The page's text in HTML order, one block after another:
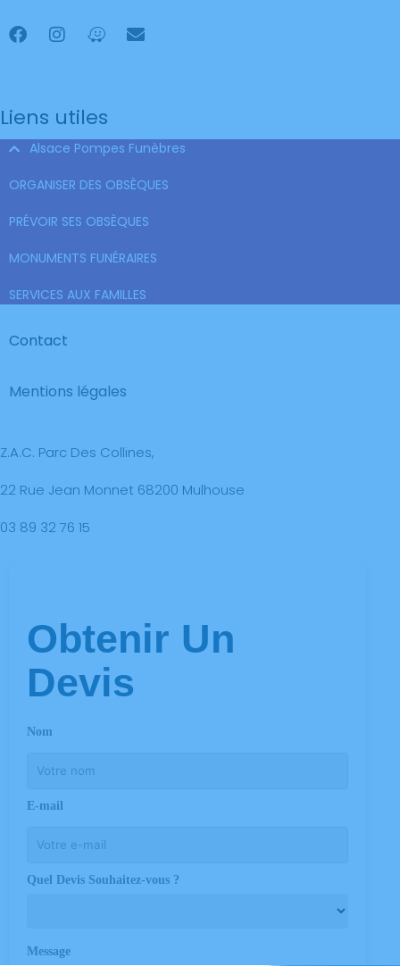
Liens utiles
Alsace Pompes Funèbres
ORGANISER DES OBSÈQUES
PRÉVOIR SES OBSÈQUES
MONUMENTS FUNÉRAIRES
SERVICES AUX FAMILLES
Contact
Mentions légales
Z.A.C. Parc Des Collines,
22 Rue Jean Monnet 68200 Mulhouse
03 89 32 76 15
Obtenir Un
Devis
Nom
E-mail
Quel Devis Souhaitez-vous ?
Message